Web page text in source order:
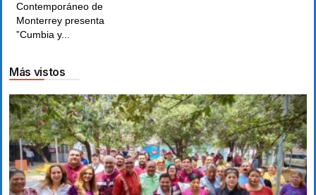
Contemporáneo de
Monterrey presenta
”Cumbia y...
Más vistos